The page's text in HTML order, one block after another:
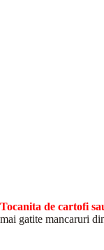
Tocanita de cartofi
mai gatite mancaruri